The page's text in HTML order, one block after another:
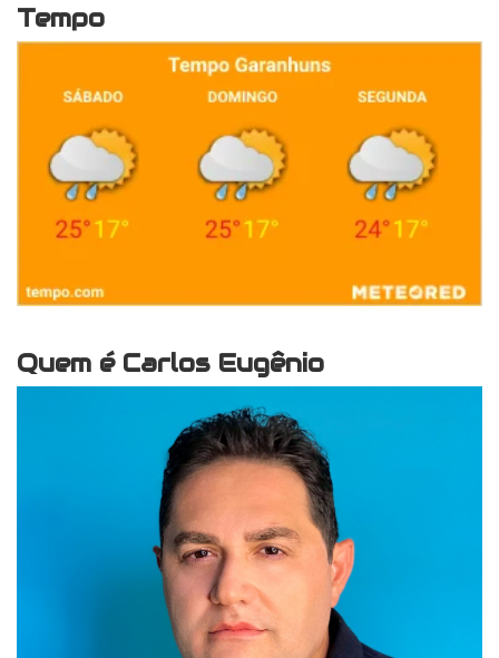
Tempo
Quem é Carlos Eugênio